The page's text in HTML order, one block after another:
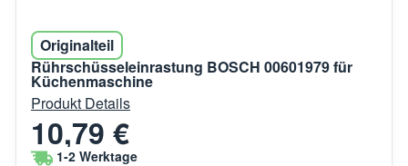
Originalteil
Rührschüsseleinrastung BOSCH 00601979 für
Küchenmaschine
Produkt Details
10,79 €
1-2 Werktage